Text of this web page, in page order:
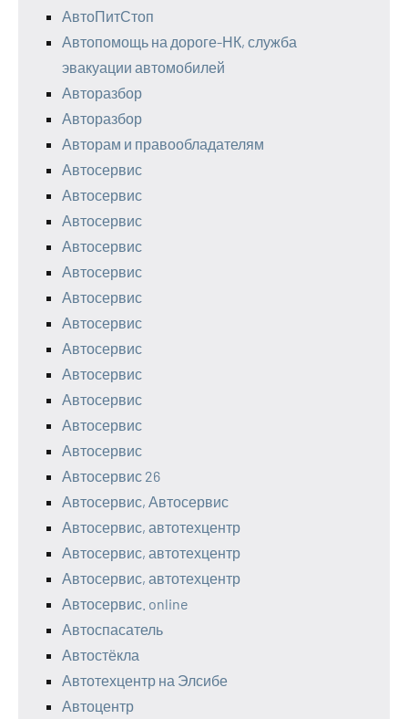
АвтоПитСтоп
Автопомощь на дороге-НК, служба
эвакуации автомобилей
Авторазбор
Авторазбор
Авторам и правообладателям
Автосервис
Автосервис
Автосервис
Автосервис
Автосервис
Автосервис
Автосервис
Автосервис
Автосервис
Автосервис
Автосервис
Автосервис
Автосервис 26
Автосервис, Автосервис
Автосервис, автотехцентр
Автосервис, автотехцентр
Автосервис, автотехцентр
Автосервис. online
Автоспасатель
Автостёкла
Автотехцентр на Элсибе
Автоцентр